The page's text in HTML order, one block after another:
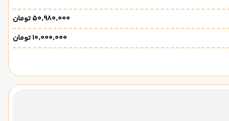
۵۰٬۹۸۰٬۰۰۰ تومان
۱۰٬۰۰۰٬۰۰۰ تومان